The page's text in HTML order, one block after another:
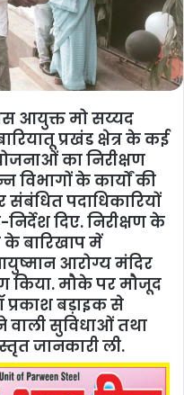
आयुक्त मो सय्यद
प्रखंड क्षेत्र के कई
का निरीक्षण
विभागों के कार्यों की
संबंधित पदाधिकारियों
दिए. निरीक्षण के
के बारिखाप में
आरोग्य मंदिर
किया. मौके पर मौजूद
प्रकाश बड़ाइक से
वाली सुविधाओं तथा
जानकारी ली.